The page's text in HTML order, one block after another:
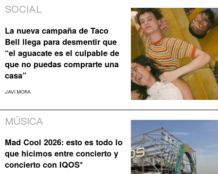
SOCIAL
La nueva campaña de Taco
Bell llega para desmentir que
“el aguacate es el culpable de
que no puedas comprarte una
casa”
JAVI MORA
MÚSICA
Mad Cool 2026: esto es todo lo
que hicimos entre concierto y
concierto con IQOS*